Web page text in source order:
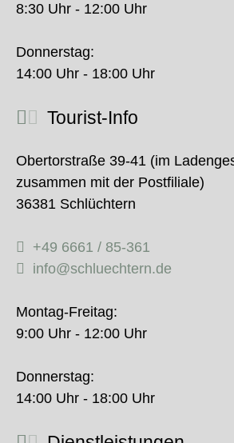
8:30 Uhr - 12:00 Uhr
Donnerstag:
14:00 Uhr - 18:00 Uhr
Tourist-Info
Obertorstraße 39-41 (im
zusammen mit der Postfiliale)
36381 Schlüchtern
+49 6661 / 85-361
info@schluechtern.de
Montag-Freitag:
9:00 Uhr - 12:00 Uhr
Donnerstag:
14:00 Uhr - 18:00 Uhr